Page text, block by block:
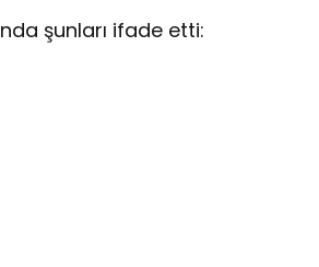
şunları ifade etti: